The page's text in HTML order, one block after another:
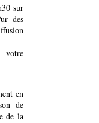
sur
des
votre
en
de
de la